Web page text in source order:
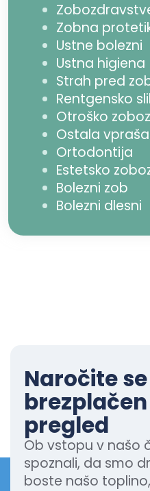
Zobna
Ustne bolezni
Ustna higiena
Strah pred
Rentgensko
Otroško
Ostala
Ortodontija
Estetsko
Bolezni zob
Bolezni dlesni
Naročite
pregled
Ob vstopu v našo
spoznali, da smo
boste našo